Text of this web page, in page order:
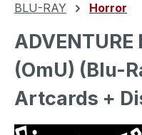
BLU-RAY Horror
ADVENTURE
(OmU) (Blu-
Artcards +